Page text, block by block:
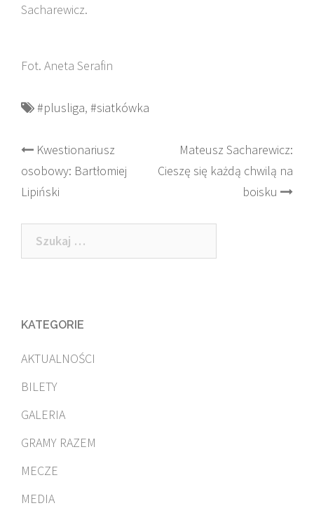
Sacharewicz.
Fot. Aneta Serafin
#plusliga, #siatkówka
Post
navigation
Kwestionariusz
osobowy: Bartłomiej
Lipiński
Mateusz Sacharewicz:
Cieszę się każdą chwilą na
boisku
Szukaj:
KATEGORIE
AKTUALNOŚCI
BILETY
GALERIA
GRAMY RAZEM
MECZE
MEDIA